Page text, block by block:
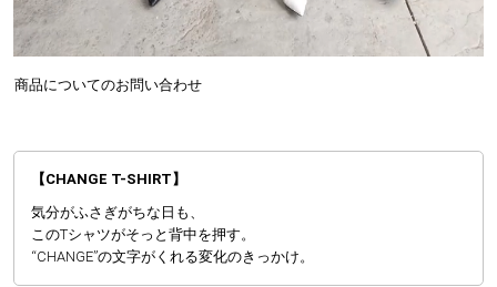
商品についてのお問い合わせ
【CHANGE T-SHIRT】
気分がふさぎがちな日も、
このTシャツがそっと背中を押す。
“CHANGE”の文字がくれる変化のきっかけ。